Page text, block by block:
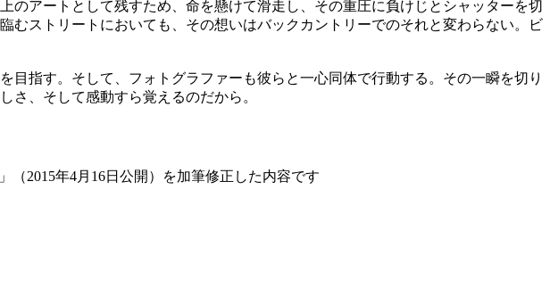
アートとして残すため、命を懸けて滑走し、その重圧に負けじとシャッターを切
ストリートにおいても、その想いはバックカントリーでのそれと変わらない。ビ
指す。そして、フォトグラファーも彼らと一心同体で行動する。その一瞬を切り
さ、そして感動すら覚えるのだから。
（2015年4月16日公開）を加筆修正した内容です